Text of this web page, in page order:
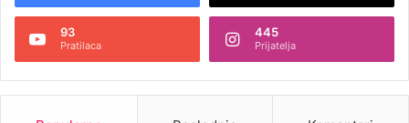
93
Pratilaca
445
Prijatelja